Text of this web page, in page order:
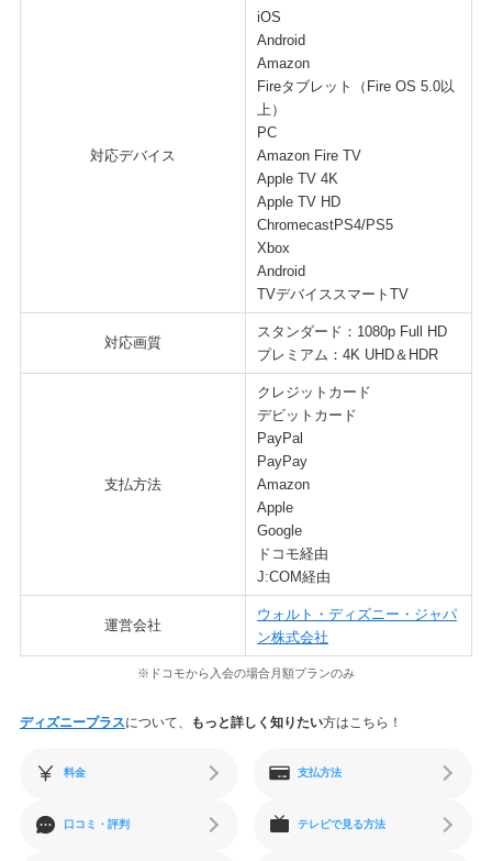
対応デバイス
iOS
Android
Amazon
Fireタブレット（Fire OS 5.0以
上）
PC
Amazon Fire TV
Apple TV 4K
Apple TV HD
ChromecastPS4/PS5
Xbox
Android
TVデバイススマートTV
対応画質
スタンダード：1080p Full HD
プレミアム：4K UHD＆HDR
支払方法
クレジットカード
デビットカード
PayPal
PayPay
Amazon
Apple
Google
ドコモ経由
J:COM経由
運営会社
ウォルト・ディズニー・ジャパ
ン株式会社
※ドコモから入会の場合月額プランのみ
ディズニープラスについて、 もっと詳しく知りたい方はこちら！
料金 支払方法
口コミ・評判 テレビで見る方法